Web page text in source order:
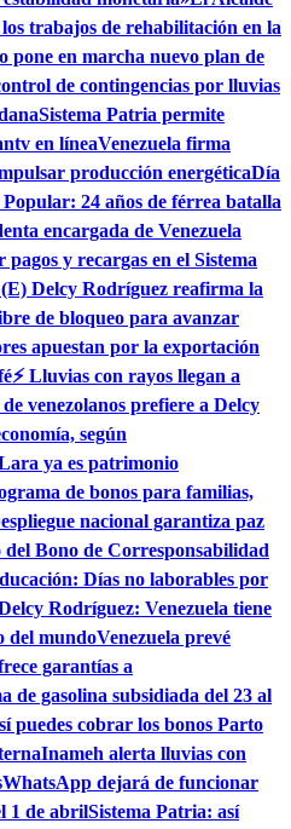
trabajos de rehabilitación en la
pone en marcha nuevo plan de
de contingencias por lluvias
Sistema Patria permite
en líneaVenezuela firma
producción energéticaDía
24 años de férrea batalla
encargada de Venezuela
y recargas en el Sistema
Delcy Rodríguez reafirma la
de bloqueo para avanzar
apuestan por la exportación
⚡ Lluvias con rayos llegan a
venezolanos prefiere a Delcy
según
ya es patrimonio
de bonos para familias,
nacional garantiza paz
del Bono de Corresponsabilidad
Días no laborables por
Rodríguez: Venezuela tiene
del mundoVenezuela prevé
garantías a
de gasolina subsidiada del 23 al
puedes cobrar los bonos Parto
Inameh alerta lluvias con
WhatsApp dejará de funcionar
1 de abrilSistema Patria: así